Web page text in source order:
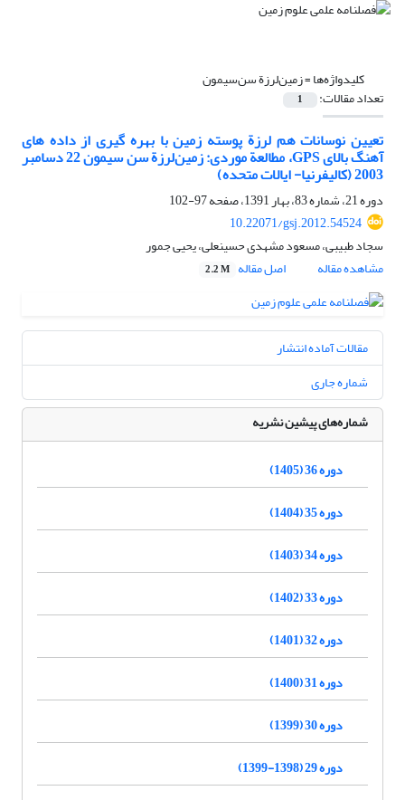
کلیدواژه‌ها =زمین‌لرزة سن‌سیمون
تعداد مقالات: 1
تعیین نوسانات هم لرزة پوسته زمین با بهره گیری از داده های
آهنگ بالای GPS، مطالعة موردی: زمین‌لرزة سن سیمون 22 دسامبر
2003 (کالیفرنیا- ایالات متحده)
دوره 21، شماره 83، بهار 1391، صفحه
97-102
10.22071/gsj.2012.54524
سجاد طبیبی، مسعود مشهدی حسینعلی، یحیی جمور
مشاهده مقاله
اصل مقاله 2.2 M
مقالات آماده انتشار
شماره جاری
شماره‌های پیشین نشریه
دوره 36 (1405)
دوره 35 (1404)
دوره 34 (1403)
دوره 33 (1402)
دوره 32 (1401)
دوره 31 (1400)
دوره 30 (1399)
دوره 29 (1398-1399)